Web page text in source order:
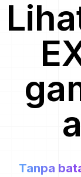
Tanpa